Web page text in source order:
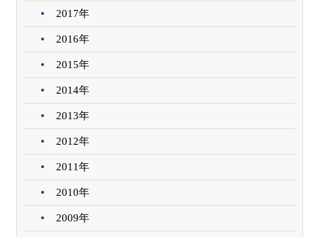
2017年
2016年
2015年
2014年
2013年
2012年
2011年
2010年
2009年